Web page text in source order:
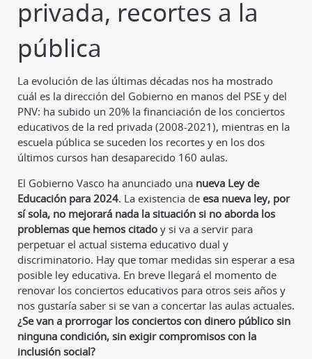
privada, recortes a la
pública
La evolución de las últimas décadas nos ha mostrado
cuál es la dirección del Gobierno en manos del PSE y del
PNV: ha subido un 20% la financiación de los conciertos
educativos de la red privada (2008-2021), mientras en la
escuela pública se suceden los recortes y en los dos
últimos cursos han desaparecido 160 aulas.
El Gobierno Vasco ha anunciado una nueva Ley de
Educación para 2024. La existencia de esa nueva ley, por
sí sola, no mejorará nada la situación si no aborda los
problemas que hemos citado y si va a servir para
perpetuar el actual sistema educativo dual y
discriminatorio. Hay que tomar medidas sin esperar a esa
posible ley educativa. En breve llegará el momento de
renovar los conciertos educativos para otros seis años y
nos gustaría saber si se van a concertar las aulas actuales.
¿Se van a prorrogar los conciertos con dinero público sin
ninguna condición, sin exigir compromisos con la
inclusión social?